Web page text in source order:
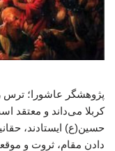
پژوهشگر عاشورا؛ ترس
کربلا می‌داند و معتقد
حسین(ع) ایستادند،
دادن مقام، ثروت و